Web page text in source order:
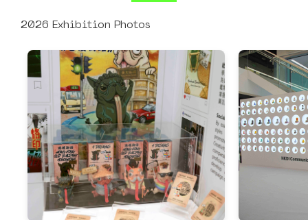
2026 Exhibition Photos